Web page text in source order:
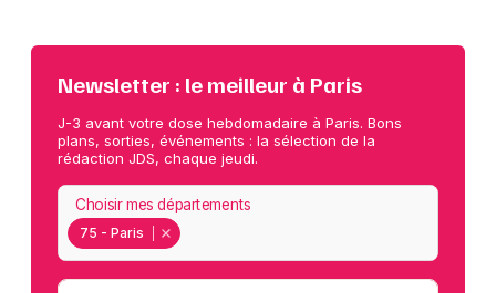
Newsletter : le meilleur à Paris
J-3 avant votre dose hebdomadaire à Paris. Bons
plans, sorties, événements : la sélection de la
rédaction JDS, chaque jeudi.
75 - Paris
Choisir mes départements